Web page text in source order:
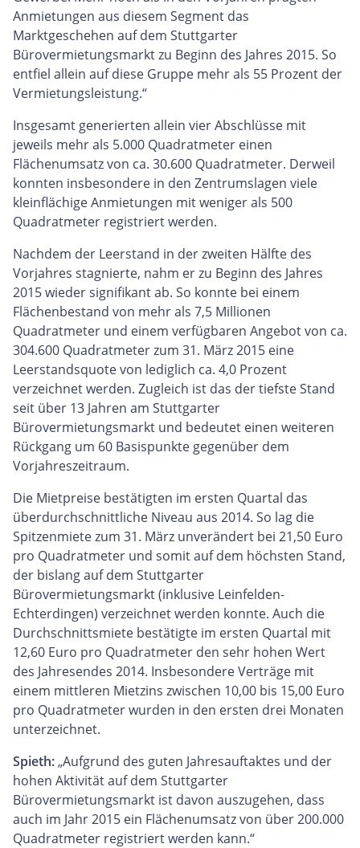
Anmietungen aus diesem Segment das
Marktgeschehen auf dem Stuttgarter
Bürovermietungsmarkt zu Beginn des Jahres 2015. So
entfiel allein auf diese Gruppe mehr als 55 Prozent der
Vermietungsleistung.“
Insgesamt generierten allein vier Abschlüsse mit
jeweils mehr als 5.000 Quadratmeter einen
Flächenumsatz von ca. 30.600 Quadratmeter. Derweil
konnten insbesondere in den Zentrumslagen viele
kleinflächige Anmietungen mit weniger als 500
Quadratmeter registriert werden.
Nachdem der Leerstand in der zweiten Hälfte des
Vorjahres stagnierte, nahm er zu Beginn des Jahres
2015 wieder signifikant ab. So konnte bei einem
Flächenbestand von mehr als 7,5 Millionen
Quadratmeter und einem verfügbaren Angebot von ca.
304.600 Quadratmeter zum 31. März 2015 eine
Leerstandsquote von lediglich ca. 4,0 Prozent
verzeichnet werden. Zugleich ist das der tiefste Stand
seit über 13 Jahren am Stuttgarter
Bürovermietungsmarkt und bedeutet einen weiteren
Rückgang um 60 Basispunkte gegenüber dem
Vorjahreszeitraum.
Die Mietpreise bestätigten im ersten Quartal das
überdurchschnittliche Niveau aus 2014. So lag die
Spitzenmiete zum 31. März unverändert bei 21,50 Euro
pro Quadratmeter und somit auf dem höchsten Stand,
der bislang auf dem Stuttgarter
Bürovermietungsmarkt (inklusive Leinfelden-
Echterdingen) verzeichnet werden konnte. Auch die
Durchschnittsmiete bestätigte im ersten Quartal mit
12,60 Euro pro Quadratmeter den sehr hohen Wert
des Jahresendes 2014. Insbesondere Verträge mit
einem mittleren Mietzins zwischen 10,00 bis 15,00 Euro
pro Quadratmeter wurden in den ersten drei Monaten
unterzeichnet.
Spieth:„Aufgrund des guten Jahresauftaktes und der
hohen Aktivität auf dem Stuttgarter
Bürovermietungsmarkt ist davon auszugehen, dass
auch im Jahr 2015 ein Flächenumsatz von über 200.000
Quadratmeter registriert werden kann.“